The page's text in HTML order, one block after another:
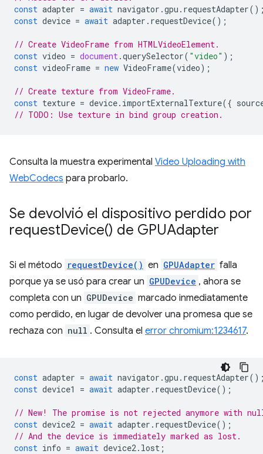
const adapter = await navigator .gpu . requestAdapter
const device = await adapter . requestDevice();
// Create VideoFrame from HTMLVideoElement.
const video = document.querySelector( "video" );
const videoFrame = new VideoFrame(video);
// Create texture from VideoFrame.
const texture = device. importExternalTexture({
// TODO: Use texture in bind group creation.
Consulta la muestra experimental Video Uploading with
WebCodecs para probarlo.
Se devolvió el dispositivo perdido por
requestDevice() de GPUAdapter
Si el método requestDevice() en GPUAdapter falla
porque ya se usó para crear un GPUDevice , ahora se
completa con un GPUDevice marcado inmediatamente
como perdido, en lugar de devolver una promesa que se
rechaza con null . Consulta el error chromium:1234617.
const adapter = await navigator .gpu . requestAdapter
const device1 = await adapter . requestDevice();
// New! The promise is not rejected anymore with
const device2 = await adapter . requestDevice();
// And the device is immediately marked as lost.
const info = await device2. lost ;